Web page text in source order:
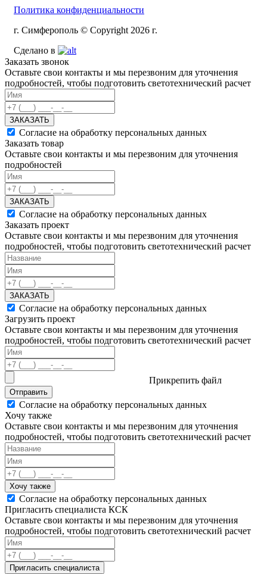
Политика конфиденциальности
г. Симферополь © Copyright 2026 г.
Сделано в
Заказать звонок
Оставьте свои контакты и мы перезвоним для уточнения
подробностей, чтобы подготовить светотехнический расчет
ЗАКАЗАТЬ
Согласие на обработку персональных данных
Заказать товар
Оставьте свои контакты и мы перезвоним для уточнения
подробностей
ЗАКАЗАТЬ
Согласие на обработку персональных данных
Заказать проект
Оставьте свои контакты и мы перезвоним для уточнения
подробностей, чтобы подготовить светотехнический расчет
ЗАКАЗАТЬ
Согласие на обработку персональных данных
Загрузить проект
Оставьте свои контакты и мы перезвоним для уточнения
подробностей, чтобы подготовить светотехнический расчет
Прикрепить файл
Отправить
Согласие на обработку персональных данных
Хочу также
Оставьте свои контакты и мы перезвоним для уточнения
подробностей, чтобы подготовить светотехнический расчет
Хочу также
Согласие на обработку персональных данных
Пригласить специалиста КСК
Оставьте свои контакты и мы перезвоним для уточнения
подробностей, чтобы подготовить светотехнический расчет
Пригласить специалиста